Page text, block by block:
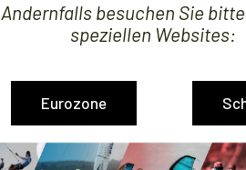
Andernfalls besuchen Sie
speziellen Websites:
Eurozone